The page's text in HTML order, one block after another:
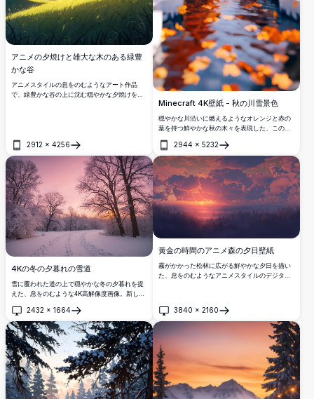
アニメの夕焼けと雄大な木のある緑豊
かな谷
アニメスタイルの息をのむようなアート作品
で、緑豊かな谷の上に沈む穏やかな夕焼けを捉
トや自然にインスパイアされたデジタルイラス
トのファンに最適です。
2912 × 4256
開く
Minecraft 4K壁紙 - 秋の川雪景色
穏やかな川沿いに燃えるようなオレンジと赤の
葉を持つ鮮やかな秋の木々を表現した、この息
さい。雪に覆われた風景は、水晶のように澄ん
だ水面に散らばった落ち葉が浮かぶ魔法的な季
節の移り変わりシーンを作り出しています。
2944 × 5232
開く
4Kの冬の夕暮れの雪道
雪に覆われた道の上で穏やかな冬の夕暮れを捉
えた、息をのむような4K高解像度画像。新しい
が遠くへと続いています。空は柔らかなピンク
とオレンジ色で輝き、魔法のような静かな雰囲
気を作り出します。自然愛好家、冬の写真愛好
家、または壁紙、プリント、デジタルプロジェ
クト用の平和で高品質な風景を求める人々に最
適です。
2432 × 1664
開く
黄金の時間のアニメ森の夕日壁紙
霧がかかった松林に広がる鮮やかな夕日を描い
た、息をのむようなアニメスタイルのデジタル
3840 × 2160
開く